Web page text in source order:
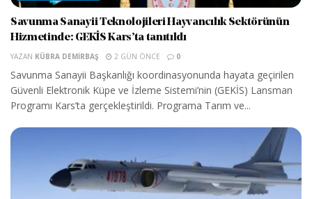
Savunma Sanayii Teknolojileri Hayvancılık Sektörünün
Hizmetinde: GEKİS Kars’ta tanıtıldı
YAZAN KÜBRA DEMIRBAŞ 2 GÜN ÖNCE 0
Savunma Sanayii Başkanlığı koordinasyonunda hayata geçirilen
Güvenli Elektronik Küpe ve İzleme Sistemi’nin (GEKİS) Lansman
Programı Kars’ta gerçekleştirildi. Programa Tarım ve...